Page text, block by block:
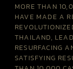
MORE THAN
HAVE MADE A
THAILAND,
RESURFACING
SATISFYING